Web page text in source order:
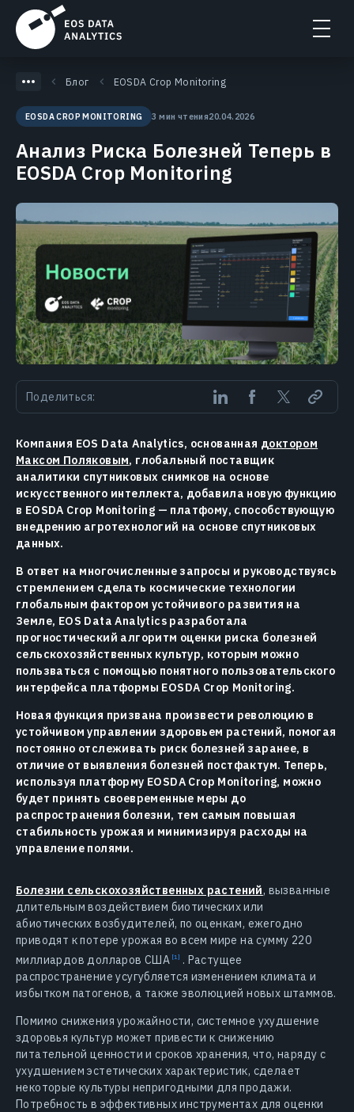
Блог EOSDA Crop Monitoring
EOSDA CROP MONITORING 3 мин чтения20.04.2026
Анализ Риска Болезней Теперь в
EOSDA Crop Monitoring
Поделиться:
Компания EOS Data Analytics, основанная доктором
Максом Поляковым, глобальный поставщик
аналитики спутниковых снимков на основе
искусственного интеллекта, добавила новую функцию
в EOSDA Crop Monitoring — платфому, способствующую
внедрению агротехнологий на основе спутниковых
данных.
В ответ на многочисленные запросы и руководствуясь
стремлением сделать космические технологии
глобальным фактором устойчивого развития на
Земле, EOS Data Analytics разработала
прогностический алгоритм оценки риска болезней
сельскохозяйственных культур, которым можно
пользваться с помощью понятного пользовательского
интерфейса платформы EOSDA Crop Monitoring.
Новая функция призвана произвести революцию в
устойчивом управлении здоровьем растений, помогая
постоянно отслеживать риск болезней заранее, в
отличие от выявления болезней постфактум. Теперь,
используя платформу EOSDA Crop Monitoring, можно
будет принять своевременные меры до
распространения болезни, тем самым повышая
стабильность урожая и минимизируя расходы на
управление полями.
Болезни сельскохозяйственных растений, вызванные
длительным воздействием биотических или
абиотических возбудителей, по оценкам, ежегодно
приводят к потере урожая во всем мире на сумму 220
миллиардов долларов США . Растущее
распространение усугубляется изменением климата и
избытком патогенов, а также эволюцией новых штаммов.
Помимо снижения урожайности, системное ухудшение
здоровья культур может привести к снижению
питательной ценности и сроков хранения, что, наряду с
ухудшением эстетических характеристик, сделает
некоторые культуры непригодными для продажи.
Потребность в эффективных инструментах для оценки